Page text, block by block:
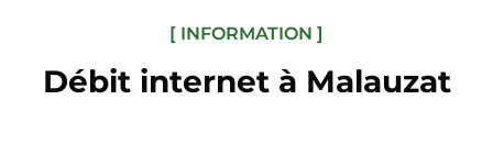
[ INFORMATION ]
Débit internet à Malauzat